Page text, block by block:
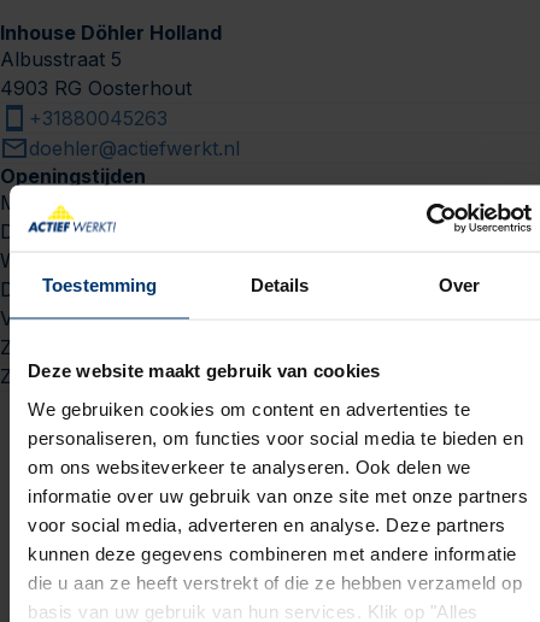
Toestemming Details Over
Deze website maakt gebruik van cookies
We gebruiken cookies om content en advertenties te
personaliseren, om functies voor social media te bieden en
om ons websiteverkeer te analyseren. Ook delen we
informatie over uw gebruik van onze site met onze partners
voor social media, adverteren en analyse. Deze partners
kunnen deze gegevens combineren met andere informatie
die u aan ze heeft verstrekt of die ze hebben verzameld op
basis van uw gebruik van hun services. Klik op "Alles
Inhouse Döhler Holland
Albusstraat 5
4903 RG Oosterhout
+31880045263
doehler@actiefwerkt.nl
Openingstijden
Maandag
09:00 - 17:00
Dinsdag
09:00 - 17:00
Woensdag
Donderdag
09:00 - 17:00
Vrijdag
Zaterdag
Zondag
Wil je meer weten over
werken bij Döhler?
Bij Döhler draait alles om innovatie, kwaliteit en
teamwork. Samen zorgen we voor smaakvolle